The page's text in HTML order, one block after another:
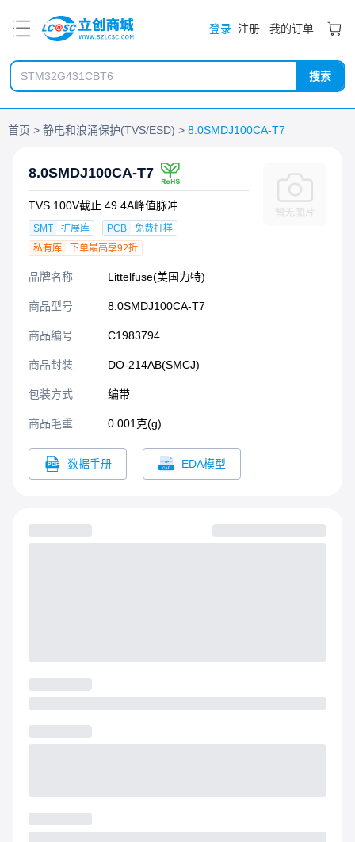
登录 注册 我的订单
搜索
首页 静电和浪涌保护(TVS/ESD) 8.0SMDJ100CA-T7
8.0SMDJ100CA-T7
TVS 100V截止 49.4A峰值脉冲
SMT 扩展库 PCB
免费打样
私有库
下单最高享92折
品牌名称 Littelfuse(美国力特)
商品型号 8.0SMDJ100CA-T7
商品编号 C1983794
商品封装 DO-214AB(SMCJ)​
包装方式 编带
商品毛重 0.001克(g)
数据手册 EDA模型